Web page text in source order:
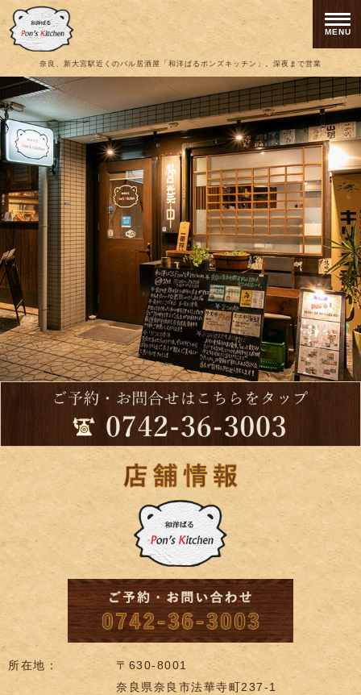
奈良、新大宮駅近くのバル居酒屋「和洋ばるポンズキッチン」。深夜まで営業
MENU
所在地：
〒630-8001
奈良県奈良市法華寺町237-1